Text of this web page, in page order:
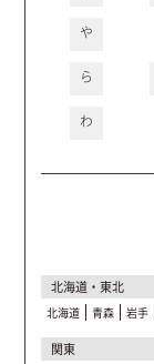
や
ら
わ
北海道・東北
北海道 青森 岩手
関東